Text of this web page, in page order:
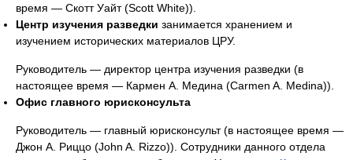
время — Скотт Уайт (Scott White)).
Центр изучения разведки занимается хранением и
изучением исторических материалов ЦРУ.
Руководитель — директор центра изучения разведки (в
настоящее время — Кармен А. Медина (Carmen A. Medina)).
Офис главного юрисконсульта
Руководитель — главный юрисконсульт (в настоящее время —
Джон А. Риццо (John A. Rizzo)). Сотрудники данного отдела